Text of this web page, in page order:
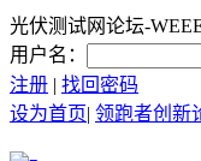
光伏测试网论坛-
用户名：
注册 | 找回密码
设为首页| 领跑者创新